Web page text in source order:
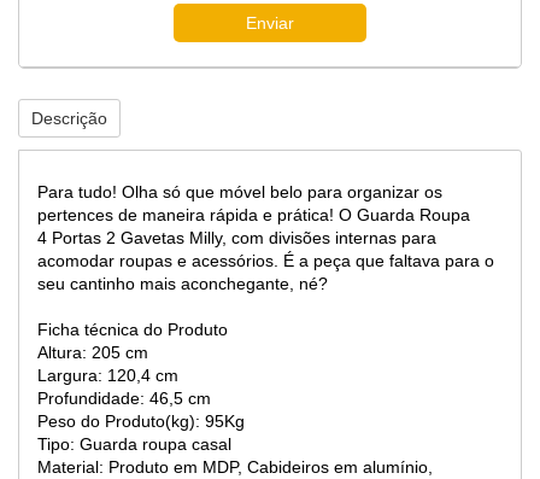
Enviar
Descrição
Para tudo! Olha só que móvel belo para organizar os
pertences de maneira rápida e prática! O Guarda Roupa
4 Portas 2 Gavetas Milly, com divisões internas para
acomodar roupas e acessórios. É a peça que faltava para o
seu cantinho mais aconchegante, né?
Ficha técnica do Produto
Altura: 205 cm
Largura: 120,4 cm
Profundidade: 46,5 cm
Peso do Produto(kg): 95Kg
Tipo: Guarda roupa casal
Material: Produto em MDP, Cabideiros em alumínio,